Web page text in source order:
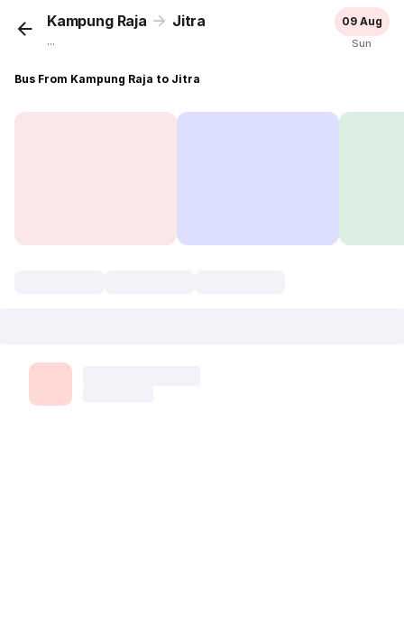
Kampung Raja Jitra
...
09 Aug
Sun
Bus From Kampung Raja to Jitra